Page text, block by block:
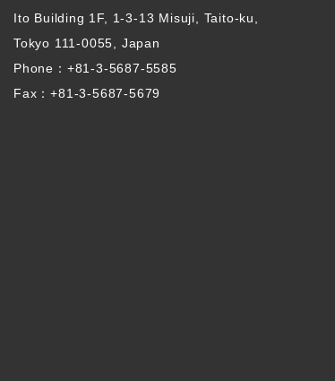
Ito Building 1F, 1-3-13 Misuji, Taito-ku,
Tokyo 111-0055, Japan
Phone： +81-3-5687-5585
Fax：+81-3-5687-5679